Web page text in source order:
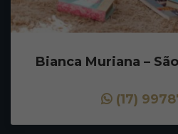
Bianca Muriana –
(17)